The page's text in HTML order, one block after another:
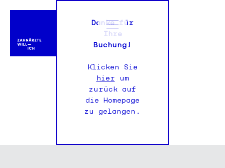
Danke für
Ihre
Buchung!
Klicken Sie
hier um
zurück auf
die Homepage
zu gelangen.